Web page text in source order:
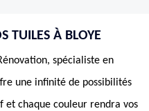
TUILES À BLOYE
spécialiste en
une infinité de possibilités
et chaque couleur rendra vos